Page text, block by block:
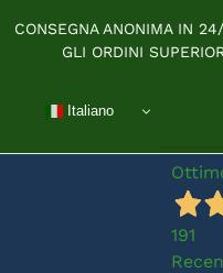
contenuto
CONSEGNA ANONIMA IN
GLI ORDINI
Italiano
191